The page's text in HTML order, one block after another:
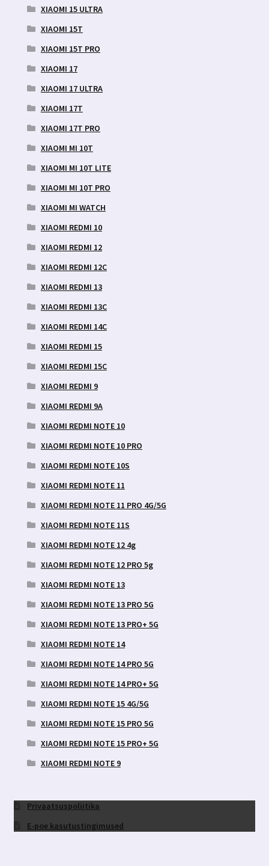
XIAOMI 15 ULTRA
XIAOMI 15T
XIAOMI 15T PRO
XIAOMI 17
XIAOMI 17 ULTRA
XIAOMI 17T
XIAOMI 17T PRO
XIAOMI MI 10T
XIAOMI MI 10T LITE
XIAOMI MI 10T PRO
XIAOMI MI WATCH
XIAOMI REDMI 10
XIAOMI REDMI 12
XIAOMI REDMI 12C
XIAOMI REDMI 13
XIAOMI REDMI 13C
XIAOMI REDMI 14C
XIAOMI REDMI 15
XIAOMI REDMI 15C
XIAOMI REDMI 9
XIAOMI REDMI 9A
XIAOMI REDMI NOTE 10
XIAOMI REDMI NOTE 10 PRO
XIAOMI REDMI NOTE 10S
XIAOMI REDMI NOTE 11
XIAOMI REDMI NOTE 11 PRO 4G/5G
XIAOMI REDMI NOTE 11S
XIAOMI REDMI NOTE 12 4g
XIAOMI REDMI NOTE 12 PRO 5g
XIAOMI REDMI NOTE 13
XIAOMI REDMI NOTE 13 PRO 5G
XIAOMI REDMI NOTE 13 PRO+ 5G
XIAOMI REDMI NOTE 14
XIAOMI REDMI NOTE 14 PRO 5G
XIAOMI REDMI NOTE 14 PRO+ 5G
XIAOMI REDMI NOTE 15 4G/5G
XIAOMI REDMI NOTE 15 PRO 5G
XIAOMI REDMI NOTE 15 PRO+ 5G
XIAOMI REDMI NOTE 9
Privaatsuspoliitika
E-poe kasutustingimused